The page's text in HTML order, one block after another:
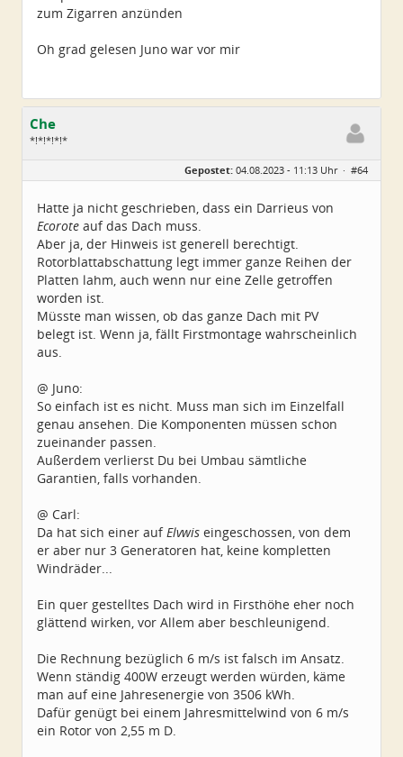
zum Zigarren anzünden
Oh grad gelesen Juno war vor mir
Che
*!*!*!*!*
Alter:
72
Dabei seit:
06 / 2014
Gepostet: 04.08.2023 - 11:13 Uhr · #64
Hatte ja nicht geschrieben, dass ein Darrieus von
Ecorote auf das Dach muss.
Aber ja, der Hinweis ist generell berechtigt.
Rotorblattabschattung legt immer ganze Reihen der
Platten lahm, auch wenn nur eine Zelle getroffen
worden ist.
Müsste man wissen, ob das ganze Dach mit PV
belegt ist. Wenn ja, fällt Firstmontage wahrscheinlich
aus.
@ Juno:
So einfach ist es nicht. Muss man sich im Einzelfall
genau ansehen. Die Komponenten müssen schon
zueinander passen.
Außerdem verlierst Du bei Umbau sämtliche
Garantien, falls vorhanden.
@ Carl:
Da hat sich einer aufElvwis eingeschossen, von dem
er aber nur 3 Generatoren hat, keine kompletten
Windräder...
Ein quer gestelltes Dach wird in Firsthöhe eher noch
glättend wirken, vor Allem aber beschleunigend.
Die Rechnung bezüglich 6 m/s ist falsch im Ansatz.
Wenn ständig 400W erzeugt werden würden, käme
man auf eine Jahresenergie von 3506 kWh.
Dafür genügt bei einem Jahresmittelwind von 6 m/s
ein Rotor von 2,55 m D.